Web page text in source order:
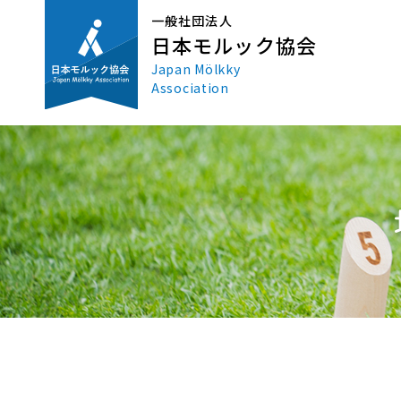
一般社団法人
日本モルック協会
Japan Mölkky
Association